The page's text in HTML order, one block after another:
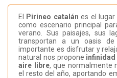
El Pirineo catalán es el
como escenario principal
verano. Sus paisajes, sus
transportan a un oasis
importante es disfrutar y
natural nos propone infinidad
aire libre, que normalmente
el resto del año, aportando